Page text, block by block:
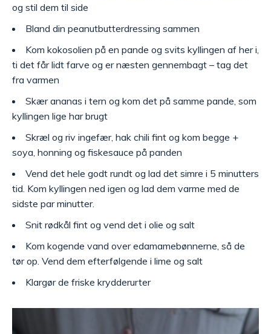
og stil dem til side
Bland din peanutbutterdressing sammen
Kom kokosolien på en pande og svits kyllingen af her i,
ti det får lidt farve og er næsten gennembagt – tag det
fra varmen
Skær ananas i tern og kom det på samme pande, som
kyllingen lige har brugt
Skræl og riv ingefær, hak chili fint og kom begge +
soya, honning og fiskesauce på panden
Vend det hele godt rundt og lad det simre i 5 minutters
tid. Kom kyllingen ned igen og lad dem varme med de
sidste par minutter.
Snit rødkål fint og vend det i olie og salt
Kom kogende vand over edamamebønnerne, så de
tør op. Vend dem efterfølgende i lime og salt
Klargør de friske krydderurter